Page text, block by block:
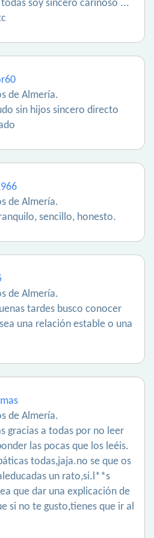
soy sincero cariñoso ...
de Almería.
sin hijos sincero directo
de Almería.
sencillo, honesto.
de Almería.
tardes busco conocer
una relación estable o una
de Almería.
gracias a todas por no leer
las pocas que los leéis.
todas,jaja.no se que os
un rato,si.l**s
que dar una explicación de
si no te gusto,tienes que ir al